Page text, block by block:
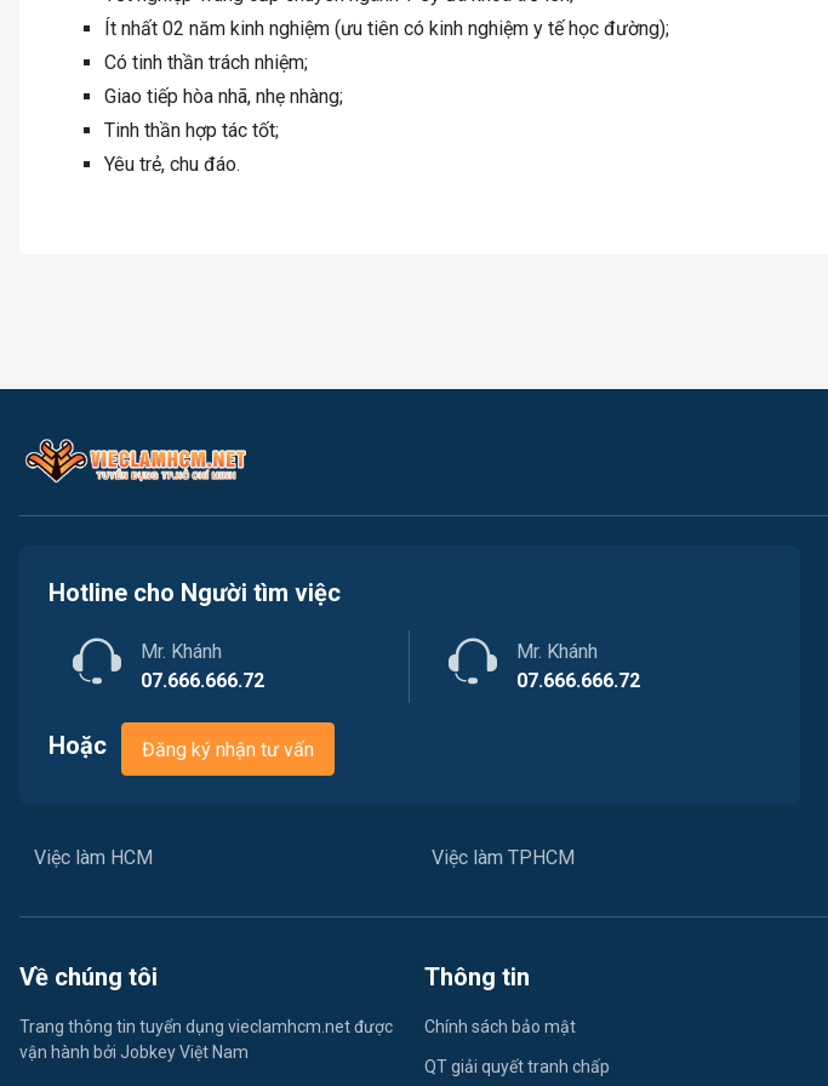
Ít nhất 02 năm kinh nghiệm (ưu tiên có kinh nghiệm y tế học đường);
Có tinh thần trách nhiệm;
Giao tiếp hòa nhã, nhẹ nhàng;
Tinh thần hợp tác tốt;
Yêu trẻ, chu đáo.
Hotline cho Người tìm việc
Mr. Khánh
07.666.666.72
Mr. Khánh
07.666.666.72
Hoặc Đăng ký nhận tư vấn
Việc làm HCM Việc làm TPHCM
Về chúng tôi
Trang thông tin tuyển dụng vieclamhcm.net được
vận hành bởi Jobkey Việt Nam
Thông tin
Chính sách bảo mật
QT giải quyết tranh chấp